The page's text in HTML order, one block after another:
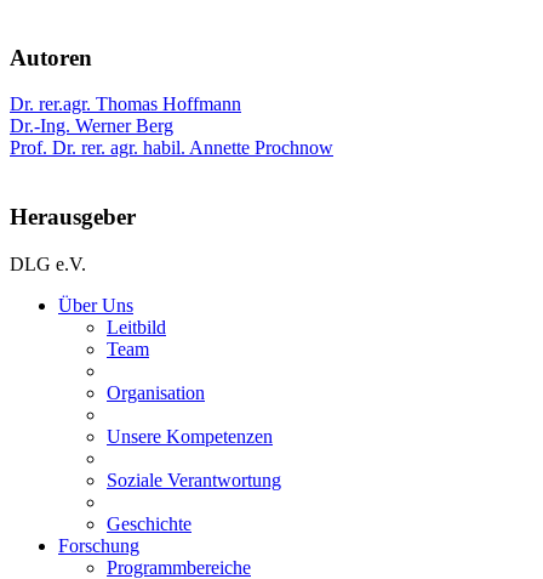
Autoren
Dr. rer.agr. Thomas Hoffmann
Dr.-Ing. Werner Berg
Prof. Dr. rer. agr. habil. Annette Prochnow
Herausgeber
DLG e.V.
Über Uns
Leitbild
Team
Organisation
Unsere Kompetenzen
Soziale Verantwortung
Geschichte
Forschung
Programmbereiche